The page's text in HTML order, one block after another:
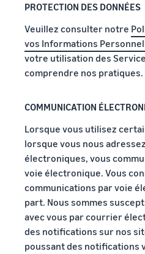
vraie, une
croissance
Pourriez-
vous être le
prochain?
vos frais
d'expédition
pour vos
produits à
bas prix
Découvrez les
Expédié par
produits éligibles
dont le prix est
inférieur ou égal à
€20.
à une suite
d'outils de
création de
marque et à
des
avantages de
Comment vendre de la
nourriture pour
animaux en ligne
Développez votre
entreprise d'aliments pour
compléments
alimentaires en ligne
Développez vos ventes de
compléments alimentaires
Comment vendre des
écouteurs en ligne
Vendez des écouteurs à des
clients du monde entier
PROTECTION DES DONNÉES
Veuillez consulter notre
vos Informations
votre utilisation des
comprendre nos pratiques.
COMMUNICATION
Lorsque vous utilisez
lorsque vous nous
électroniques, vous
voie électronique. Vous
communications par voie
part. Nous sommes
avec vous par courrier
des notifications sur nos
poussant des notifications